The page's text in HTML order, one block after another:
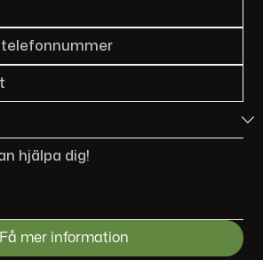
Få mer information